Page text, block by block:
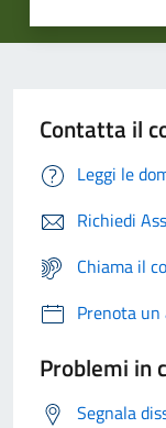
Contatta il
Leggi le
Richiedi
Chiama il
Prenota
Problemi in
Segnala